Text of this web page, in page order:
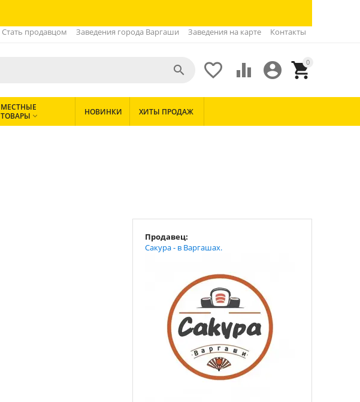
Стать продавцом Заведения города Варгаши Заведения на карте Контакты
0


 

МЕСТНЫЕ
ТОВАРЫ  НОВИНКИ ХИТЫ ПРОДАЖ
Продавец:
Сакура - в Варгашах.